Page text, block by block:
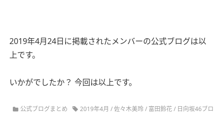
2019年4月24日に掲載されたメンバーの公式ブログは以
上です。
いかがでしたか？ 今回は以上です。
公式ブログまとめ 2019年4月 /佐々木美玲/ 富田鈴花/ 日向坂46ブロ